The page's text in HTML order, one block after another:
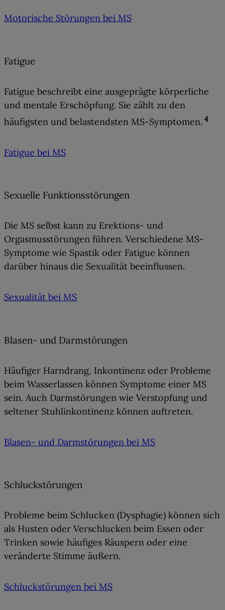
Motorische Störungen bei MS
Fatigue
Fatigue beschreibt eine ausgeprägte körperliche
und mentale Erschöpfung. Sie zählt zu den
häufigsten und belastendsten MS-Symptomen. 4
Fatigue bei MS
Sexuelle Funktionsstörungen
Die MS selbst kann zu Erektions- und
Orgasmusstörungen führen. Verschiedene MS-
Symptome wie Spastik oder Fatigue können
darüber hinaus die Sexualität beeinflussen.
Sexualität bei MS
Blasen- und Darmstörungen
Häufiger Harndrang, Inkontinenz oder Probleme
beim Wasserlassen können Symptome einer MS
sein. Auch Darmstörungen wie Verstopfung und
seltener Stuhlinkontinenz können auftreten.
Blasen- und Darmstörungen bei MS
Schluckstörungen
Probleme beim Schlucken (Dysphagie) können sich
als Husten oder Verschlucken beim Essen oder
Trinken sowie häufiges Räuspern oder eine
veränderte Stimme äußern.
Schluckstörungen bei MS